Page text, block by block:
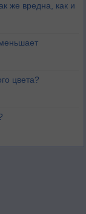
же вредна, как и
цвета?